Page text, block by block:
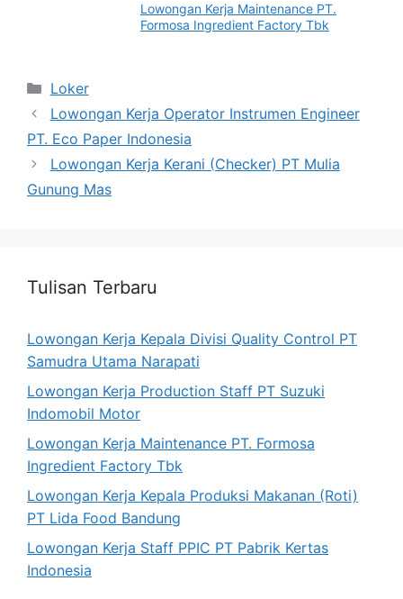
Lowongan Kerja Maintenance PT.
Formosa Ingredient Factory Tbk
Categories
Loker
Lowongan Kerja Operator Instrumen Engineer
PT. Eco Paper Indonesia
Lowongan Kerja Kerani (Checker) PT Mulia
Gunung Mas
Tulisan Terbaru
Lowongan Kerja Kepala Divisi Quality Control PT
Samudra Utama Narapati
Lowongan Kerja Production Staff PT Suzuki
Indomobil Motor
Lowongan Kerja Maintenance PT. Formosa
Ingredient Factory Tbk
Lowongan Kerja Kepala Produksi Makanan (Roti)
PT Lida Food Bandung
Lowongan Kerja Staff PPIC PT Pabrik Kertas
Indonesia